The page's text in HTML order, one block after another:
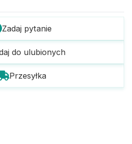
Zadaj pytanie
do ulubionych
Przesyłka